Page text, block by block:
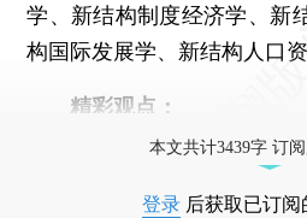
学、新结构制度经济学、新
构国际发展学、新结构人口
精彩观点：
本文共计3439字 订
登录 后获取已订阅